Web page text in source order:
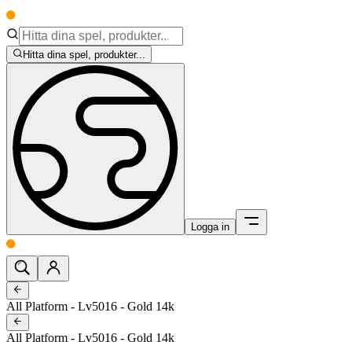
Hitta dina spel, produkter...
Logga in
All Platform - Lv5016 - Gold 14k
All Platform - Lv5016 - Gold 14k